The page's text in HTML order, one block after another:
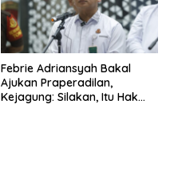
Febrie Adriansyah Bakal
Ajukan Praperadilan,
Kejagung: Silakan, Itu Hak